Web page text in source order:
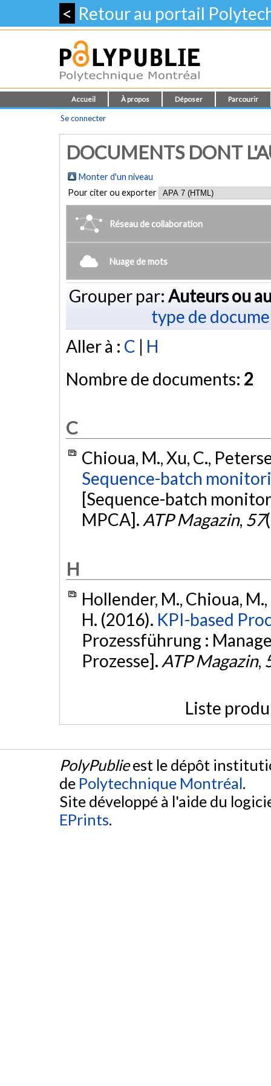
< Retour au portail
Accueil À propos Déposer Parcourir
Se connecter
DOCUMENTS DONT
Monter d'un niveau
Pour citer ou exporter
Réseau de collaboration
Nuage de mots
Grouper par: Auteurs ou
type de
Aller à : C | H
Nombre de documents: 2
C
Chioua, M., Xu, C.,
Sequence-batch
[Sequence-batch
MPCA]. ATP Magazin, 57
H
Hollender, M., Chioua,
H. (2016). KPI-based
Prozessführung :
Prozesse]. ATP Magazin,
Liste
PolyPublieest le dépôt
de Polytechnique Montréal.
Site développé à l'aide du
EPrints.